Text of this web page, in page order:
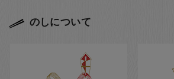
のしについて